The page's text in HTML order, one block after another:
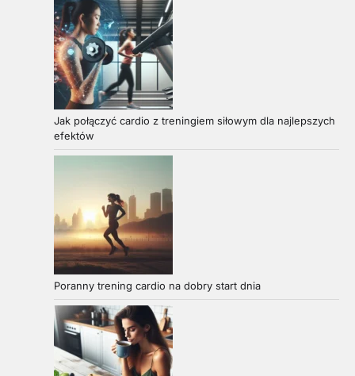
Jak połączyć cardio z treningiem siłowym dla najlepszych
efektów
Poranny trening cardio na dobry start dnia